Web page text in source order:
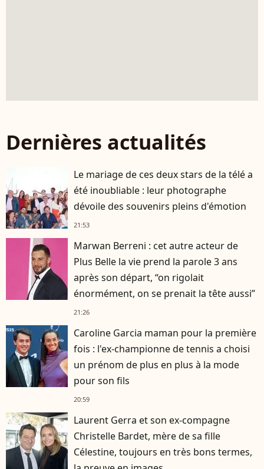
Dernières actualités
Le mariage de ces deux stars de la télé a
été inoubliable : leur photographe
dévoile des souvenirs pleins d'émotion
21:53
Marwan Berreni : cet autre acteur de
Plus Belle la vie prend la parole 3 ans
après son départ, “on rigolait
énormément, on se prenait la tête aussi”
21:26
Caroline Garcia maman pour la première
fois : l'ex-championne de tennis a choisi
un prénom de plus en plus à la mode
pour son fils
20:59
Laurent Gerra et son ex-compagne
Christelle Bardet, mère de sa fille
Célestine, toujours en très bons termes,